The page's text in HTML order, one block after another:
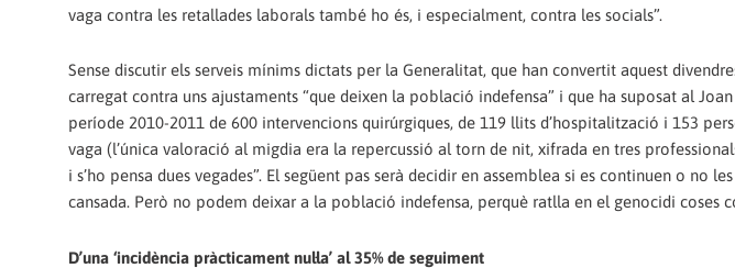
vaga contra les retallades laborals també ho és, i especialment, contra les socials”.
Sense discutir els serveis mínims dictats per la Generalitat, que han convertit aquest
carregat contra uns ajustaments “que deixen la població indefensa” i que ha suposat al
període 2010-2011 de 600 intervencions quirúrgiques, de 119 llits d’hospitalització i 153
vaga (l’única valoració al migdia era la repercussió al torn de nit, xifrada en tres
i s’ho pensa dues vegades”. El següent pas serà decidir en assemblea si es continuen o no
cansada. Però no podem deixar a la població indefensa, perquè ratlla en el genocidi coses
D’una ‘incidència pràcticament nul·la’ al 35% de seguiment